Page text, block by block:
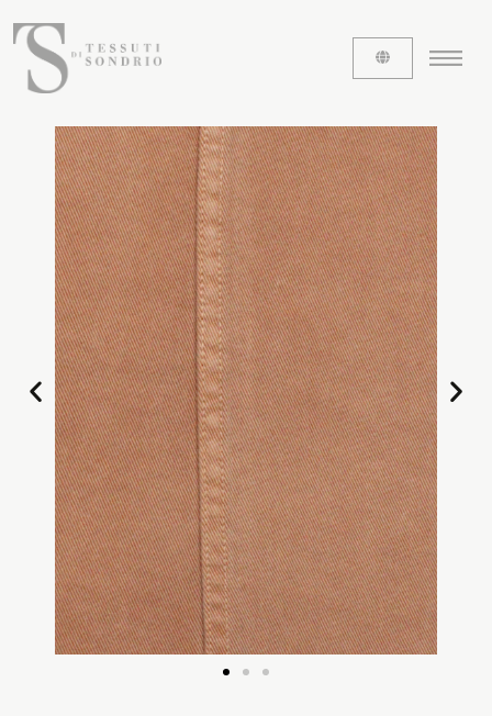
ABOUT US
The labels
Our history
Work with us
Share our fabrics
THE FABRICS
The season Fall/Winter
The season Spring/Summer
bunch